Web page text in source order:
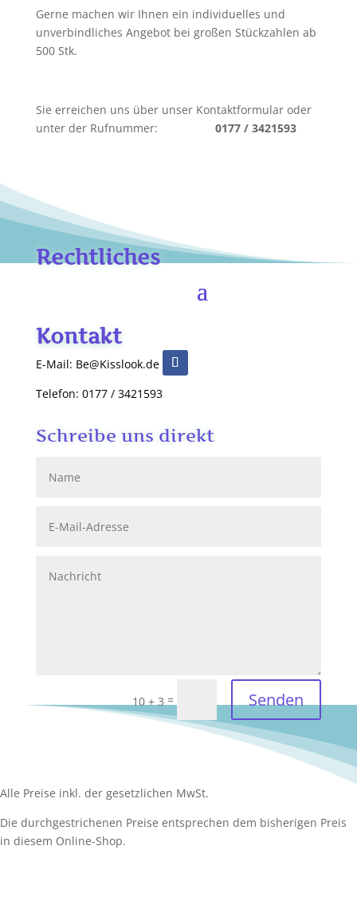
Gerne machen wir Ihnen ein individuelles und
unverbindliches Angebot bei großen Stückzahlen ab
500 Stk.
Sie erreichen uns über unser Kontaktformular oder
unter der Rufnummer: 0177 / 3421593
Rechtliches
Kontakt
E-Mail: Be@Kisslook.de
Telefon: 0177 / 3421593
Schreibe uns direkt
10 + 3 = Senden
Alle Preise inkl. der gesetzlichen MwSt.
Die durchgestrichenen Preise entsprechen dem bisherigen Preis
in diesem Online-Shop.